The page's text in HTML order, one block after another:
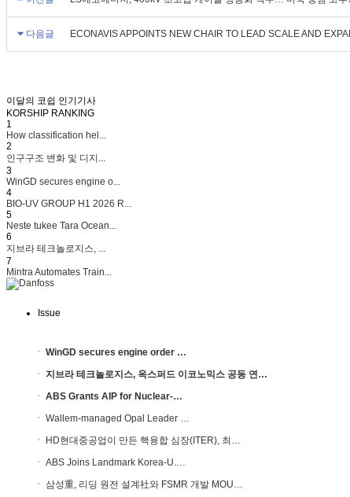
다음글 ECONAVIS APPOINTS NEW CHAIR TO LEAD SCALE AND
이달의 코쉽 인기기사
KORSHIP RANKING
1
How classification hel...
2
인구구조 변화 및 디지...
3
WinGD secures engine o...
4
BIO-UV GROUP H1 2026 R...
5
Neste tukee Tara Ocean...
6
지브라 테크놀로지스, ...
7
Mintra Automates Train...
Issue
WinGD secures engine order …
지브라 테크놀로지스, 옥스퍼드 이코노믹스 공동 연…
ABS Grants AIP for Nuclear-…
Wallem-managed Opal Leader …
HD현대중공업이 만든 핵융합 심장(ITER), 최…
ABS Joins Landmark Korea-U.…
삼성重, 리딩 원전 설계社와 FSMR 개발 MOU…